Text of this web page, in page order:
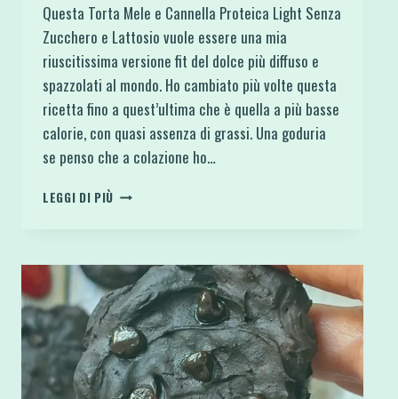
Questa Torta Mele e Cannella Proteica Light Senza
Zucchero e Lattosio vuole essere una mia
riuscitissima versione fit del dolce più diffuso e
spazzolati al mondo. Ho cambiato più volte questa
ricetta fino a quest’ultima che è quella a più basse
calorie, con quasi assenza di grassi. Una goduria
se penso che a colazione ho…
LEGGI DI PIÙ TORTA
PROTEICA
LIGHT
SENZA
ZUCCHERO
E
LATTOSIO